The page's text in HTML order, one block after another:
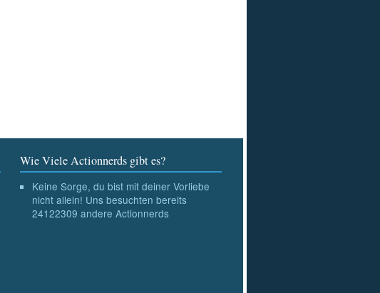
Wie Viele Actionnerds gibt es?
Keine Sorge, du bist mit deiner Vorliebe
nicht allein! Uns besuchten bereits
24122309 andere Actionnerds